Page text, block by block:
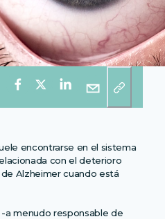
encontrarse en el sistema
con el deterioro
Alzheimer cuando está
a menudo responsable de